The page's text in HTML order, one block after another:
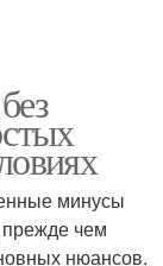
минусы
прежде чем
нюансов.